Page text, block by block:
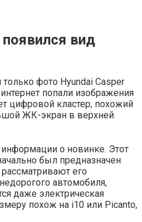
вид
фото Hyundai Casper
попали изображения
цифровой кластер, похожий
ЖК-экран в верхней
информации о новинке. Этот
был предназначен
его
автомобиля,
даже электрическая
похож на i10 или Picanto,